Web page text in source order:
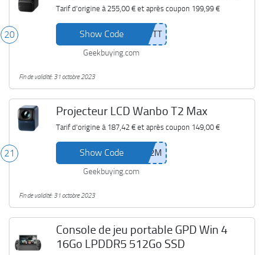
20
Tarif d'origine à 255,00 €et après coupon 199,99 €
Show Code
Geekbuying.com
Fin de validité: 31 octobre 2023
21
Projecteur LCD Wanbo T2 Max
Tarif d'origine à 187,42 €et après coupon 149,00 €
Show Code
Geekbuying.com
Fin de validité: 31 octobre 2023
Console de jeu portable GPD Win 4
16Go LPDDR5 512Go SSD